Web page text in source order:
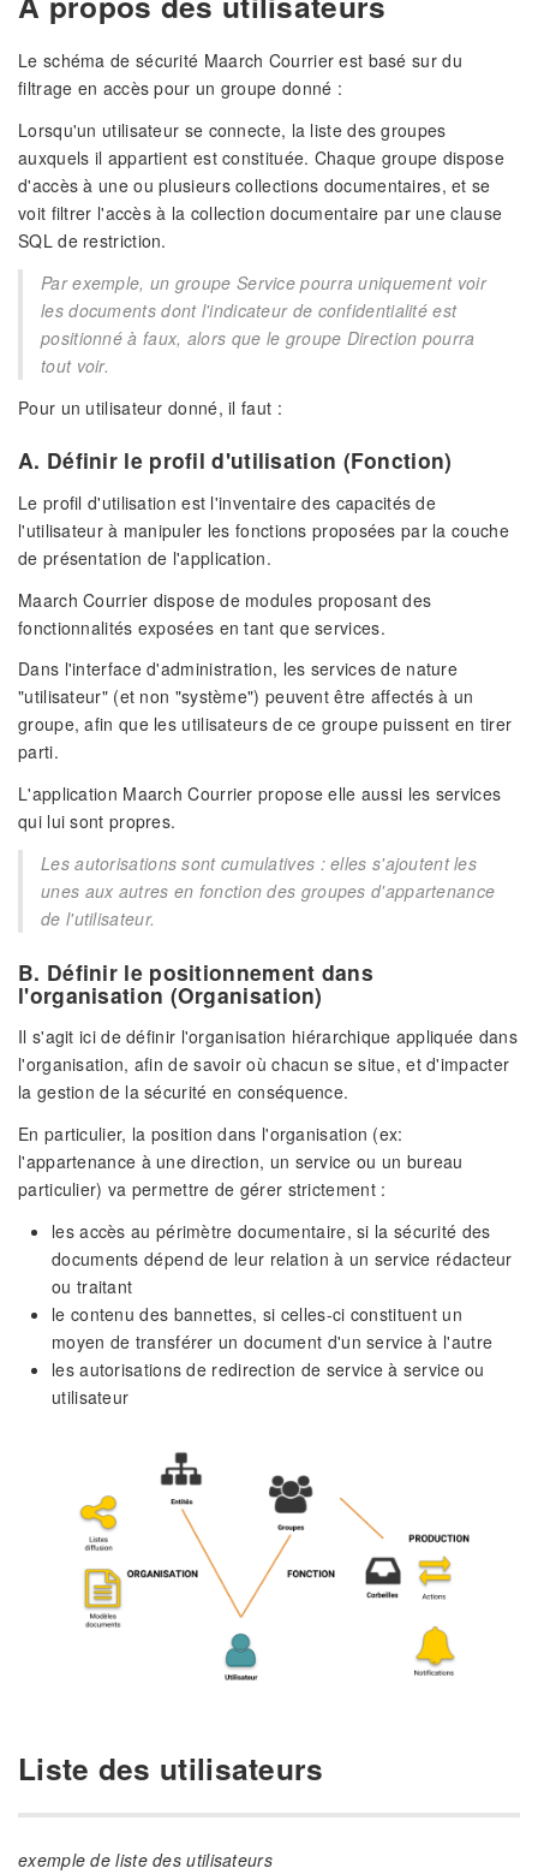
Le schéma de sécurité Maarch Courrier est basé sur du
filtrage en accès pour un groupe donné :
Lorsqu'un utilisateur se connecte, la liste des groupes
auxquels il appartient est constituée. Chaque groupe dispose
d'accès à une ou plusieurs collections documentaires, et se
voit filtrer l'accès à la collection documentaire par une clause
SQL de restriction.
Par exemple, un groupe Service pourra uniquement voir
les documents dont l'indicateur de confidentialité est
positionné à faux, alors que le groupe Direction pourra
tout voir.
Pour un utilisateur donné, il faut :
A. Définir le profil d'utilisation (Fonction)
Le profil d'utilisation est l'inventaire des capacités de
l'utilisateur à manipuler les fonctions proposées par la couche
de présentation de l'application.
Maarch Courrier dispose de modules proposant des
fonctionnalités exposées en tant que services.
Dans l'interface d'administration, les services de nature
"utilisateur" (et non "système") peuvent être affectés à un
groupe, afin que les utilisateurs de ce groupe puissent en tirer
parti.
L'application Maarch Courrier propose elle aussi les services
qui lui sont propres.
Les autorisations sont cumulatives : elles s'ajoutent les
unes aux autres en fonction des groupes d'appartenance
de l'utilisateur.
B. Définir le positionnement dans
l'organisation (Organisation)
Il s'agit ici de définir l'organisation hiérarchique appliquée dans
l'organisation, afin de savoir où chacun se situe, et d'impacter
la gestion de la sécurité en conséquence.
En particulier, la position dans l'organisation (ex:
l'appartenance à une direction, un service ou un bureau
particulier) va permettre de gérer strictement :
les accès au périmètre documentaire, si la sécurité des
documents dépend de leur relation à un service rédacteur
ou traitant
le contenu des bannettes, si celles-ci constituent un
moyen de transférer un document d'un service à l'autre
les autorisations de redirection de service à service ou
utilisateur
Liste des utilisateurs
exemple de liste des utilisateurs